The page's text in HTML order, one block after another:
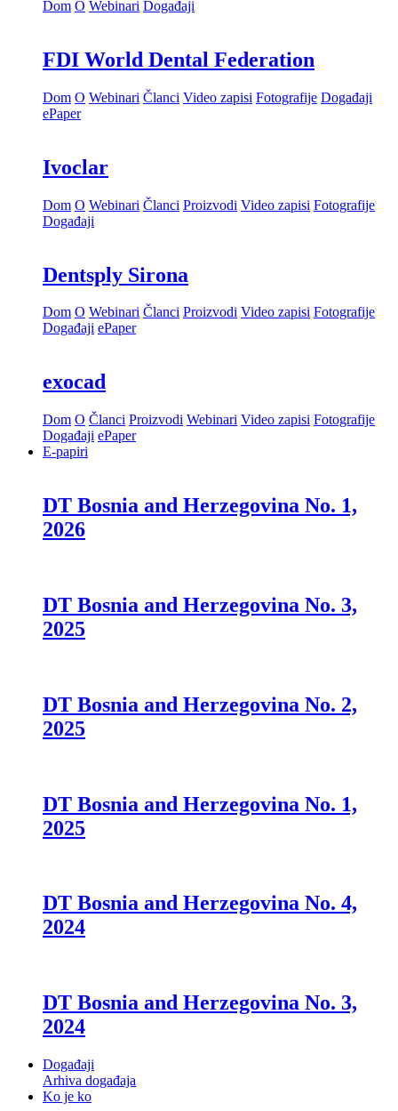
Dom O Webinari Događaji
FDI World Dental Federation
Dom O Webinari Članci Video zapisi Fotografije Događaji
ePaper
Ivoclar
Dom O Webinari Članci Proizvodi Video zapisi Fotografije
Događaji
Dentsply Sirona
Dom O Webinari Članci Proizvodi Video zapisi Fotografije
Događaji ePaper
exocad
Dom O Članci Proizvodi Webinari Video zapisi Fotografije
Događaji ePaper
E-papiri
DT Bosnia and Herzegovina No. 1,
2026
DT Bosnia and Herzegovina No. 3,
2025
DT Bosnia and Herzegovina No. 2,
2025
DT Bosnia and Herzegovina No. 1,
2025
DT Bosnia and Herzegovina No. 4,
2024
DT Bosnia and Herzegovina No. 3,
2024
Događaji
Arhiva događaja
Ko je ko